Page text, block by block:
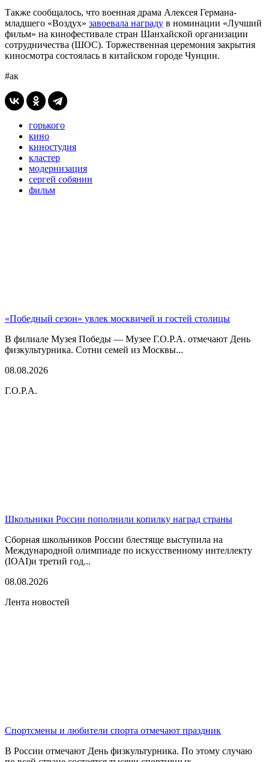
Также сообщалось, что военная драма Алексея Германа-
младшего «Воздух» завоевала награду в номинации «Лучший
фильм» на кинофестивале стран Шанхайской организации
сотрудничества (ШОС). Торжественная церемония закрытия
киносмотра состоялась в китайском городе Чунцин.
#ак
горького
кино
киностудия
кластер
модернизация
сергей собянин
фильм
«Победный сезон» увлек москвичей и гостей столицы
В филиале Музея Победы — Музее Г.О.Р.А. отмечают День
физкультурника. Сотни семей из Москвы...
08.08.2026
Г.О.Р.А.
Школьники России пополнили копилку наград страны
Сборная школьников России блестяще выступила на
Международной олимпиаде по искусственному интеллекту
(IOAI)и третий год...
08.08.2026
Лента новостей
Спортсмены и любители спорта отмечают праздник
В России отмечают День физкультурника. По этому случаю